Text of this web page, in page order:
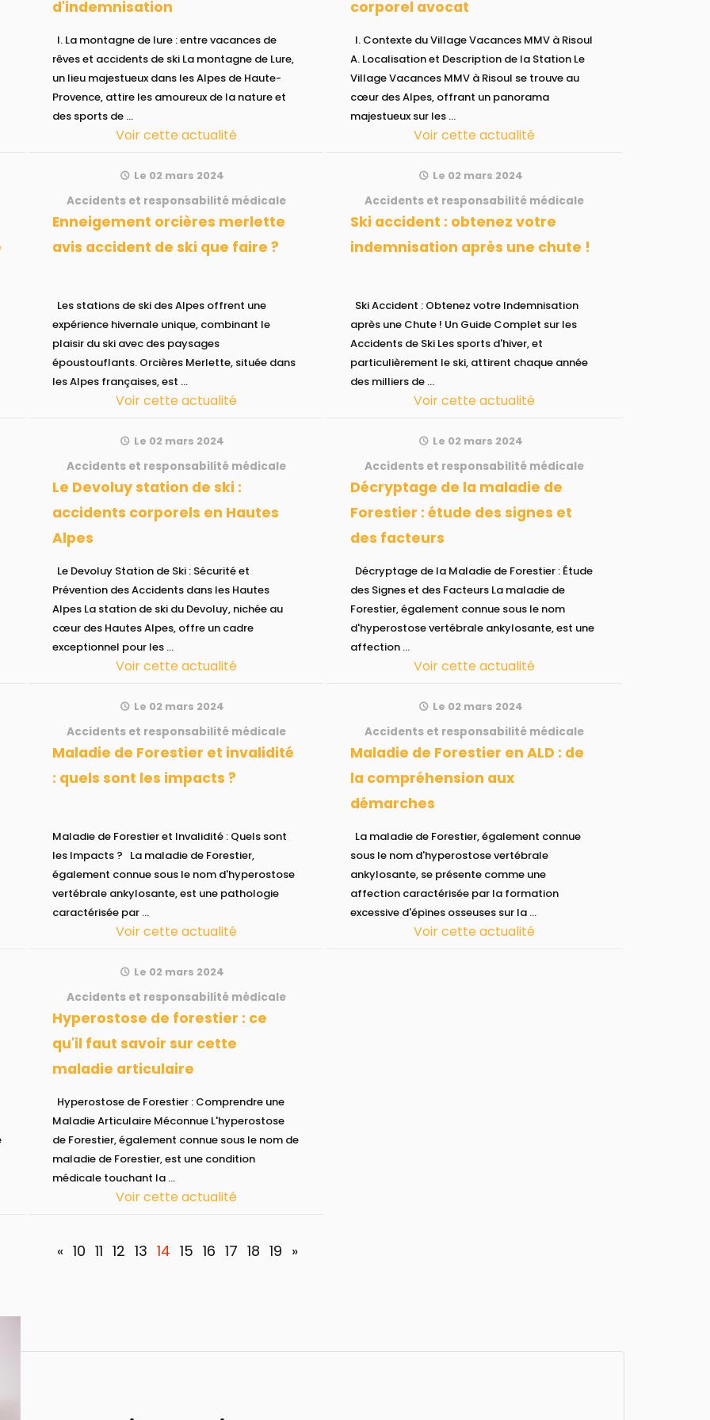
d'indemnisation
I. La montagne de lure : entre vacances de
rêves et accidents de ski La montagne de Lure,
un lieu majestueux dans les Alpes de Haute-
Provence, attire les amoureux de la nature et
des sports de ...
Voir cette actualité
corporel avocat
I. Contexte du Village Vacances MMV à Risoul
A. Localisation et Description de la Station Le
Village Vacances MMV à Risoul se trouve au
cœur des Alpes, offrant un panorama
majestueux sur les ...
Voir cette actualité
Le 02 mars 2024
Accidents et responsabilité médicale
Enneigement orcières merlette
avis accident de ski que faire ?
Les stations de ski des Alpes offrent une
expérience hivernale unique, combinant le
plaisir du ski avec des paysages
époustouflants. Orcières Merlette, située dans
les Alpes françaises, est ...
Voir cette actualité
Le 02 mars 2024
Accidents et responsabilité médicale
Ski accident : obtenez votre
indemnisation après une chute !
Ski Accident : Obtenez votre Indemnisation
après une Chute ! Un Guide Complet sur les
Accidents de Ski Les sports d'hiver, et
particulièrement le ski, attirent chaque année
des milliers de ...
Voir cette actualité
Le 02 mars 2024
Accidents et responsabilité médicale
Le Devoluy station de ski :
accidents corporels en Hautes
Alpes
Le Devoluy Station de Ski : Sécurité et
Prévention des Accidents dans les Hautes
Alpes La station de ski du Devoluy, nichée au
cœur des Hautes Alpes, offre un cadre
exceptionnel pour les ...
Voir cette actualité
Le 02 mars 2024
Accidents et responsabilité médicale
Décryptage de la maladie de
Forestier : étude des signes et
des facteurs
Décryptage de la Maladie de Forestier : Étude
des Signes et des Facteurs La maladie de
Forestier, également connue sous le nom
d'hyperostose vertébrale ankylosante, est une
affection ...
Voir cette actualité
Le 02 mars 2024
Accidents et responsabilité médicale
Maladie de Forestier et invalidité
: quels sont les impacts ?
Maladie de Forestier et Invalidité : Quels sont
les Impacts ? La maladie de Forestier,
également connue sous le nom d'hyperostose
vertébrale ankylosante, est une pathologie
caractérisée par ...
Voir cette actualité
Le 02 mars 2024
Accidents et responsabilité médicale
Maladie de Forestier en ALD : de
la compréhension aux
démarches
La maladie de Forestier, également connue
sous le nom d'hyperostose vertébrale
ankylosante, se présente comme une
affection caractérisée par la formation
excessive d'épines osseuses sur la ...
Voir cette actualité
Le 02 mars 2024
Accidents et responsabilité médicale
Hyperostose de forestier : ce
qu'il faut savoir sur cette
maladie articulaire
Hyperostose de Forestier : Comprendre une
Maladie Articulaire Méconnue L'hyperostose
de Forestier, également connue sous le nom de
maladie de Forestier, est une condition
médicale touchant la ...
Voir cette actualité
« 10 11 12 13 14 15 16 17 18 19 »